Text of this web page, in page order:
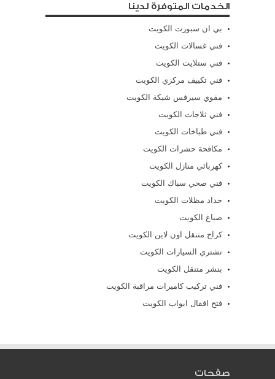
الخدمات المتوفرة لدينا
بي ان سبورت الكويت
فني غسالات الكويت
فني ستلايت الكويت
فني تكييف مركزي الكويت
مقوي سيرفس شيكة الكويت
فني ثلاجات الكويت
فني طباخات الكويت
مكافحة حشرات الكويت
كهربائي منازل الكويت
فني صحي سباك الكويت
حداد مظلات الكويت
صباغ الكويت
كراج متنقل اون لاين الكويت
نشتري السيارات الكويت
بنشر متنقل الكويت
فني تركيب كاميرات مراقبة الكويت
فتح اقفال ابواب الكويت
صفحات